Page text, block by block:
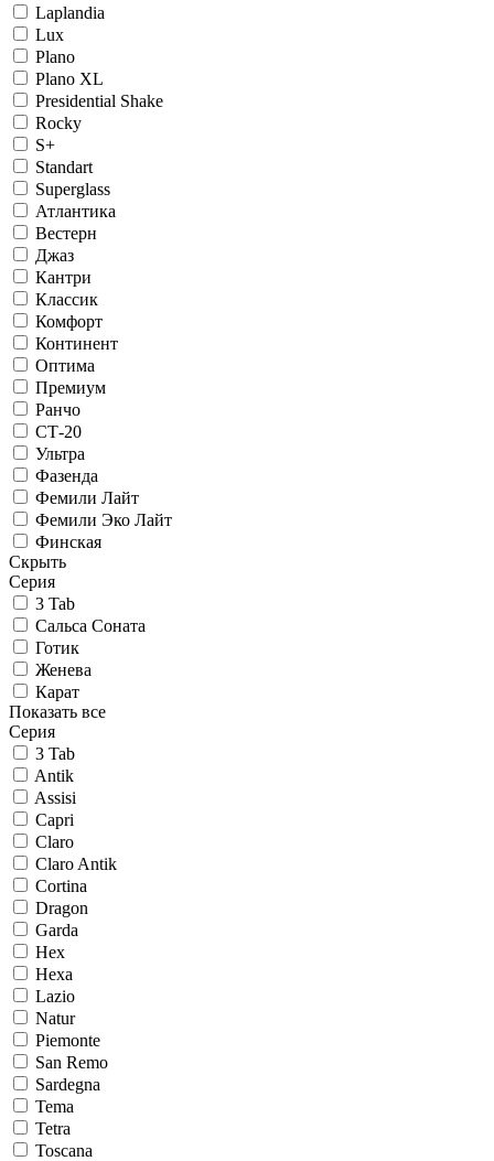
Laplandia
Lux
Plano
Plano XL
Presidential Shake
Rocky
S+
Standart
Superglass
Атлантика
Вестерн
Джаз
Кантри
Классик
Комфорт
Континент
Оптима
Премиум
Ранчо
СТ-20
Ультра
Фазенда
Фемили Лайт
Фемили Эко Лайт
Финская
Скрыть
Серия
3 Tab
Сальса Соната
Готик
Женева
Карат
Показать все
Серия
3 Tab
Antik
Assisi
Capri
Claro
Claro Antik
Cortina
Dragon
Garda
Hex
Hexa
Lazio
Natur
Piemonte
San Remo
Sardegna
Tema
Tetra
Toscana